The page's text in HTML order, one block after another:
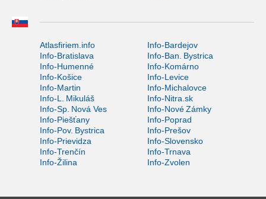
Atlasfiriem.info
Info-Bardejov
Info-Bratislava
Info-Ban. Bystrica
Info-Humenné
Info-Komárno
Info-Košice
Info-Levice
Info-Martin
Info-Michalovce
Info-L. Mikuláš
Info-Nitra.sk
Info-Sp. Nová Ves
Info-Nové Zámky
Info-Piešťany
Info-Poprad
Info-Pov. Bystrica
Info-Prešov
Info-Prievidza
Info-Slovensko
Info-Trenčín
Info-Trnava
Info-Žilina
Info-Zvolen